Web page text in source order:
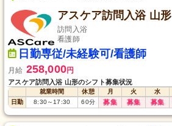
アスケア訪問入浴 山形
訪問入浴
看護師
日勤専従/未経験可/看護師
月給 258,000円
アスケア訪問入浴 山形のシフト募集状況
就業時間 休憩 月 火 水
日勤
8:30～17:30 60分 募集 募集 募集